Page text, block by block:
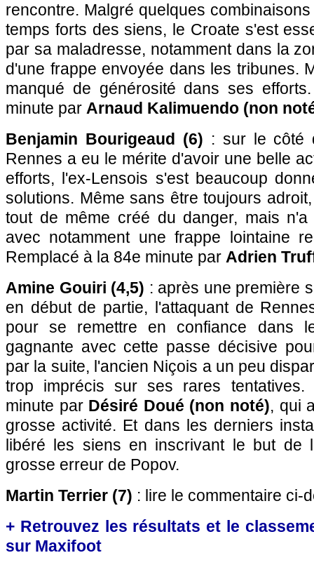
rencontre. Malgré quelques
temps forts des siens, le Croate s'est
par sa maladresse, notamment dans la
d'une frappe envoyée dans les tribunes.
manqué de générosité dans ses
minute par Arnaud Kalimuendo (non
Benjamin Bourigeaud (6) : sur le côté
Rennes a eu le mérite d'avoir une belle
efforts, l'ex-Lensois s'est beaucoup
solutions. Même sans être toujours
tout de même créé du danger, mais
avec notamment une frappe lointaine
Remplacé à la 84e minute par Adrien
Amine Gouiri (4,5) : après une première
en début de partie, l'attaquant de
pour se remettre en confiance dans
gagnante avec cette passe décisive
par la suite, l'ancien Niçois a un peu
trop imprécis sur ses rares
minute par Désiré Doué (non noté), qui
grosse activité. Et dans les derniers
libéré les siens en inscrivant le but de
grosse erreur de Popov.
Martin Terrier (7) : lire le commentaire ci-
+ Retrouvez les résultats et le
sur Maxifoot